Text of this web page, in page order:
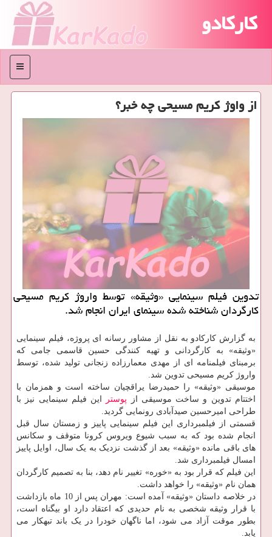
کارکادو
منو
از واوژ كریم مسیحی چه خبر؟
تدوین فیلم سینمایی «وثیقه» توسط واروژ کریم مسیحی
کارگردان شناخته شده سینمای ایران انجام شد.
به گزارش کارکادو به نقل از مشاور رسانه ای پروژه، فیلم سینمایی
«وثیقه» به کارگردانی و تهیه کنندگی حسین قاسمی جامی که
برمبنای فیلمنامه ای از مهدی معمارزاده زنجانی تولید شده، توسط
واروژ کریم مسیحی تدوین شد.
موسیقی «وثیقه» را حمیدرضا یراقچیان ساخته است و همزمان با
اختتام تدوین و ساخت موسیقی از پوستر
این فیلم سینمایی نیز با
طراحی امیرحسین صیدآبادی رونمایی گردید.
قسمتی از فیلمبرداری این فیلم سینمایی پاییز و زمستان سال قبل
انجام شده بود که به سبب شیوع ویروس کرونا متوقف و سکانس
های باقی مانده «وثیقه» بعد از گذشت نزدیک به یک سال، اوایل پاییز
امسال فیلمبرداری شد.
این فیلم که قرار بود به «خوره» تغییر نام دهد، بنا به تصمیم کارگردان
همان نام «وثیقه» را خواهد داشت.
در خلاصه داستان «وثیقه» آمده است: مهران پس از 10 ماه بازداشت
با قرار وثیقه شخصی به نام حدیدی که اعتقاد دارد او بیگناه است،
بطور موقت آزاد می شود، اما ناگهان خودرا در یک باند تبهکار می
یابد.